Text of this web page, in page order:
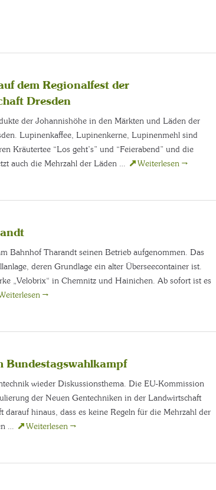
dem Regionalfest der
Dresden
der Johannishöhe in den Märkten und Läden der
Lupinenkaffee, Lupinenkerne, Lupinenmehl sind
Kräutertee “Los geht’s” und “Feierabend” und die
auch die Mehrzahl der Läden …
Weiterlesen →
Bahnhof Tharandt seinen Betrieb aufgenommen. Das
deren Grundlage ein alter Überseecontainer ist.
„Velobrix“ in Chemnitz und Hainichen. Ab sofort ist es
→
Bundestagswahlkampf
wieder Diskussionsthema. Die EU-Kommission
der Neuen Gentechniken in der Landwirtschaft
darauf hinaus, dass es keine Regeln für die Mehrzahl der
…
Weiterlesen →